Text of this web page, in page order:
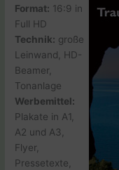
Format: 16:9 in
Full HD
Technik: große
Leinwand, HD-
Beamer,
Tonanlage
Werbemittel:
Plakate in A1,
A2 und A3,
Flyer,
Pressetexte,